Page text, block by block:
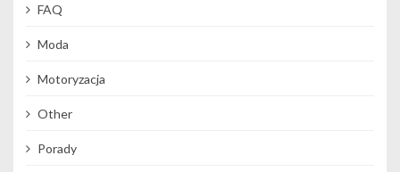
FAQ
Moda
Motoryzacja
Other
Porady